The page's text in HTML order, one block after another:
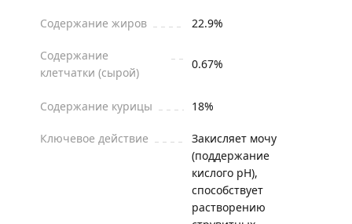
Содержание жиров 22.9%
Содержание
клетчатки (сырой)
0.67%
Содержание курицы 18%
Ключевое действие
Закисляет мочу
(поддержание
кислого pH),
способствует
растворению